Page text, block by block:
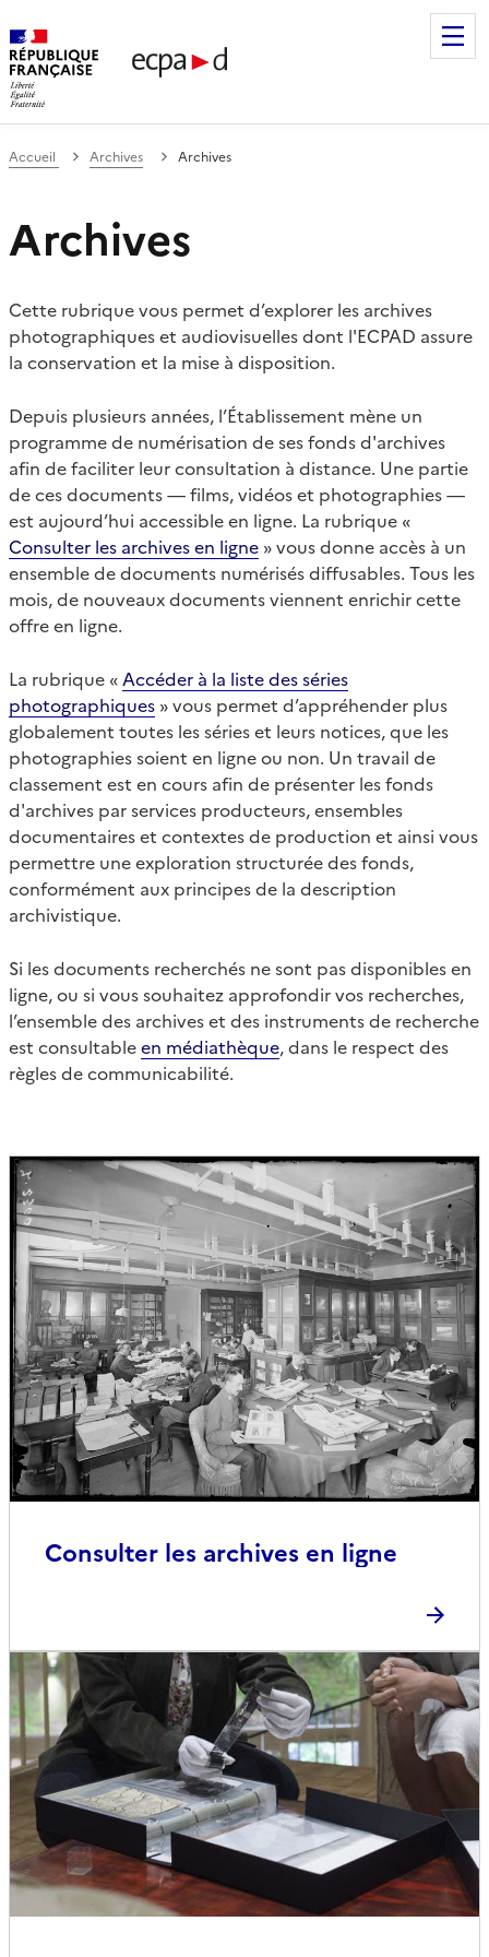
de communication et de production
Accueil Archives Archives
Archives
Cette rubrique vous permet d’explorer les archives
photographiques et audiovisuelles dont l'ECPAD assure
la conservation et la mise à disposition.
Depuis plusieurs années, l’Établissement mène un
programme de numérisation de ses fonds d'archives
afin de faciliter leur consultation à distance. Une partie
de ces documents — films, vidéos et photographies —
est aujourd’hui accessible en ligne. La rubrique «
Consulter les archives en ligne » vous donne accès à un
ensemble de documents numérisés diffusables. Tous les
mois, de nouveaux documents viennent enrichir cette
offre en ligne.
La rubrique « Accéder à la liste des séries
photographiques » vous permet d’appréhender plus
globalement toutes les séries et leurs notices, que les
photographies soient en ligne ou non. Un travail de
classement est en cours afin de présenter les fonds
d'archives par services producteurs, ensembles
documentaires et contextes de production et ainsi vous
permettre une exploration structurée des fonds,
conformément aux principes de la description
archivistique.
Si les documents recherchés ne sont pas disponibles en
ligne, ou si vous souhaitez approfondir vos recherches,
l’ensemble des archives et des instruments de recherche
est consultableen médiathèque, dans le respect des
règles de communicabilité.
Consulter les archives en ligne